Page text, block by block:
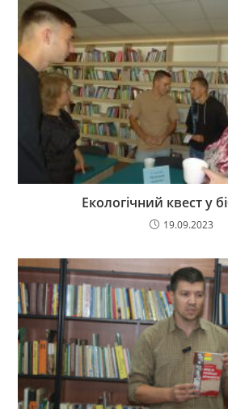
Екологічний квест у
19.09.2023